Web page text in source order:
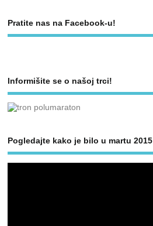
Pratite nas na Facebook-u!
Informišite se o našoj trci!
Pogledajte kako je bilo u martu 2015